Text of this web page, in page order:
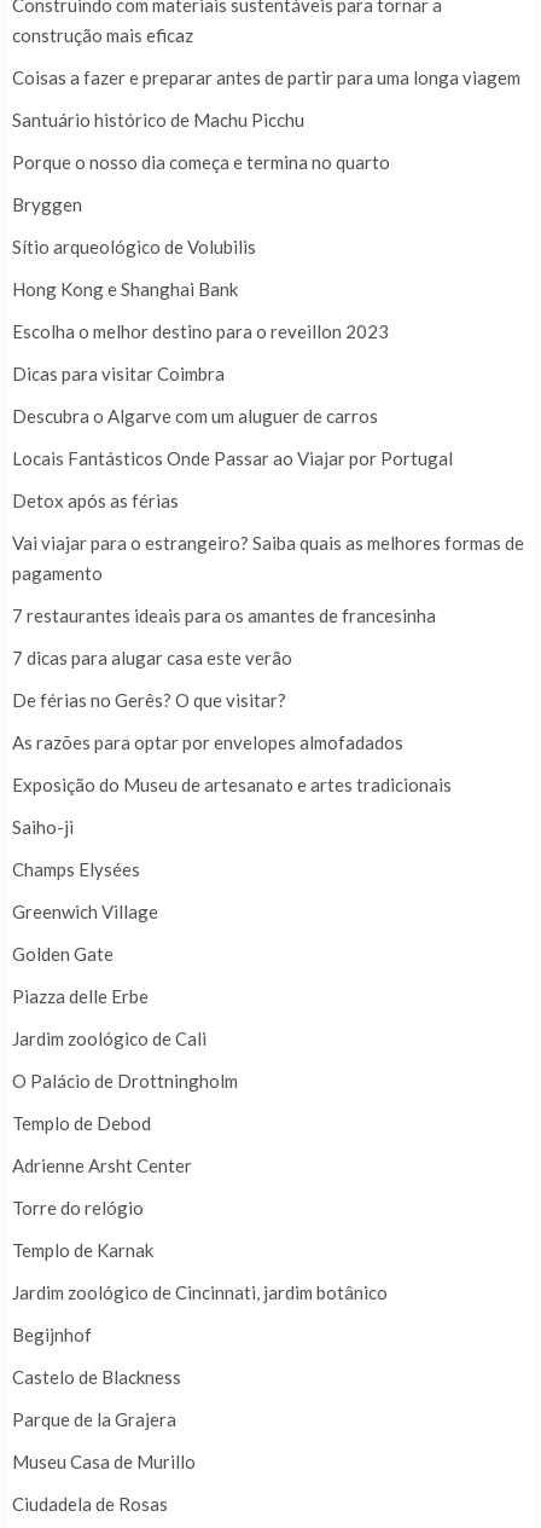
Construindo com materiais sustentáveis para tornar a
construção mais eficaz
Coisas a fazer e preparar antes de partir para uma longa viagem
Santuário histórico de Machu Picchu
Porque o nosso dia começa e termina no quarto
Bryggen
Sítio arqueológico de Volubilis
Hong Kong e Shanghai Bank
Escolha o melhor destino para o reveillon 2023
Dicas para visitar Coimbra
Descubra o Algarve com um aluguer de carros
Locais Fantásticos Onde Passar ao Viajar por Portugal
Detox após as férias
Vai viajar para o estrangeiro? Saiba quais as melhores formas de
pagamento
7 restaurantes ideais para os amantes de francesinha
7 dicas para alugar casa este verão
De férias no Gerês? O que visitar?
As razões para optar por envelopes almofadados
Exposição do Museu de artesanato e artes tradicionais
Saiho-ji
Champs Elysées
Greenwich Village
Golden Gate
Piazza delle Erbe
Jardim zoológico de Cali
O Palácio de Drottningholm
Templo de Debod
Adrienne Arsht Center
Torre do relógio
Templo de Karnak
Jardim zoológico de Cincinnati, jardim botânico
Begijnhof
Castelo de Blackness
Parque de la Grajera
Museu Casa de Murillo
Ciudadela de Rosas